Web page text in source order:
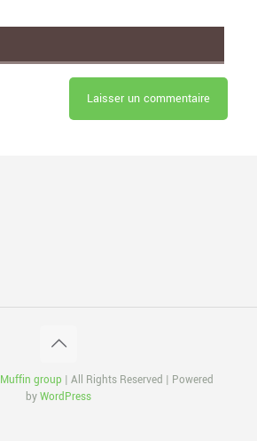
Muffin group | All Rights Reserved | Powered
byWordPress